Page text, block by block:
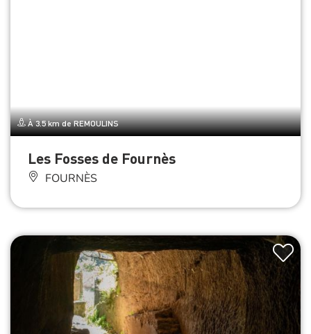
À 3.5 km de REMOULINS
Les Fosses de Fournès
FOURNÈS